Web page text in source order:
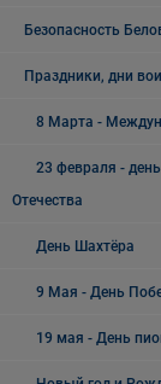
Безопасность
Праздники, дни
8 Марта -
23 февраля -
Отечества
День Шахтёра
9 Мая - День
19 мая - День